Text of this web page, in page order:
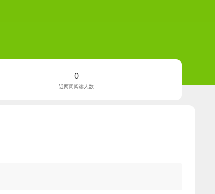
0
近两周阅读人数